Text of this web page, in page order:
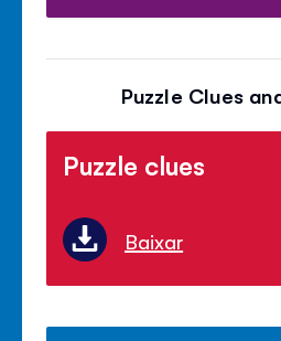
Puzzle Clues
Puzzle clues
Baixar